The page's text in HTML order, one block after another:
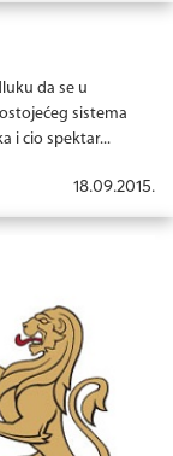
da se u
sistema
i cio spektar...
18.09.2015.